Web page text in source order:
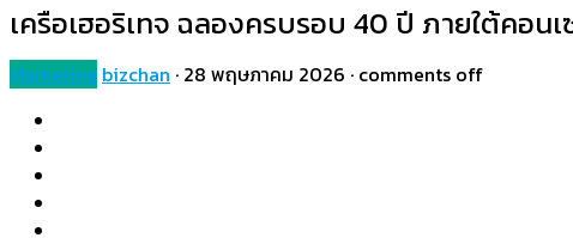
เครือเฮอริเทจ ฉลองครบรอบ 40 ปี ภายใต้คอน
Marketing bizchan · 28 พฤษภาคม 2026 · comments off